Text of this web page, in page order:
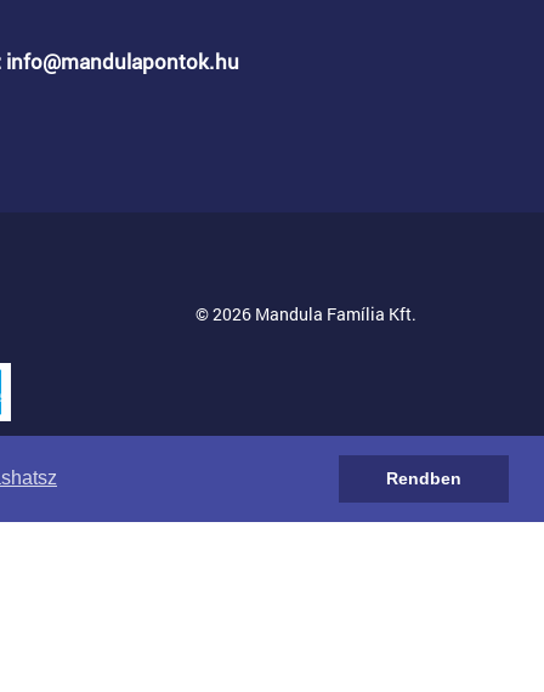
Rendben
info@mandulapontok.hu
© 2026 Mandula Família Kft.